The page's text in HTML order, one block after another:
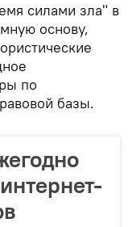
силами зла" в
основу,
по
базы.